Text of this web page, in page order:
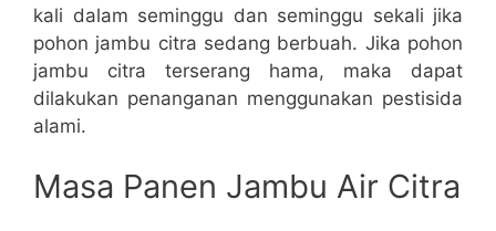
kali dalam seminggu dan seminggu sekali jika
pohon jambu citra sedang berbuah. Jika pohon
jambu citra terserang hama, maka dapat
dilakukan penanganan menggunakan pestisida
alami.
Masa Panen Jambu Air Citra